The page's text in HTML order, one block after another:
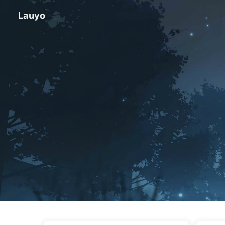
Lauyo